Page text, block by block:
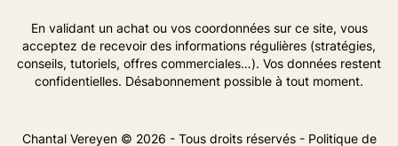
En validant un achat ou vos coordonnées sur ce site, vous
acceptez de recevoir des informations régulières (stratégies,
conseils, tutoriels, offres commerciales…). Vos données restent
confidentielles. Désabonnement possible à tout moment.
Chantal Vereyen © 2026 - Tous droits réservés - Politique de